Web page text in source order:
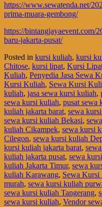
https://www.sewatenda.net/
prima-muara-gembong/
https://bintangjayaevent.com/
baru-jakarta-pusat/
Posted in kursi kuliah, kursi
Chitose, kursi lipat, Kursi
Kuliah, Penyedia Jasa Sewa
Kursi Kuliah, Sewa Kursi
kuliah, jasa sewa kursi kuliah,
sewa kursi kuliah, pusat sewa
kuliah jakarta barat, sewa
sewa kursi kuliah Bekasi,
kuliah Cikampek, sewa kursi
Cilegon, sewa kursi kuliah
kursi kuliah jakarta barat,
kuliah jakarta pusat, sewa
kuliah Jakarta Timur, sewa
kuliah Karawang, Sewa
murah, sewa kursi kuliah
sewa kursi kuliah Tangerang,
sewa kursi kuliah, Vendor